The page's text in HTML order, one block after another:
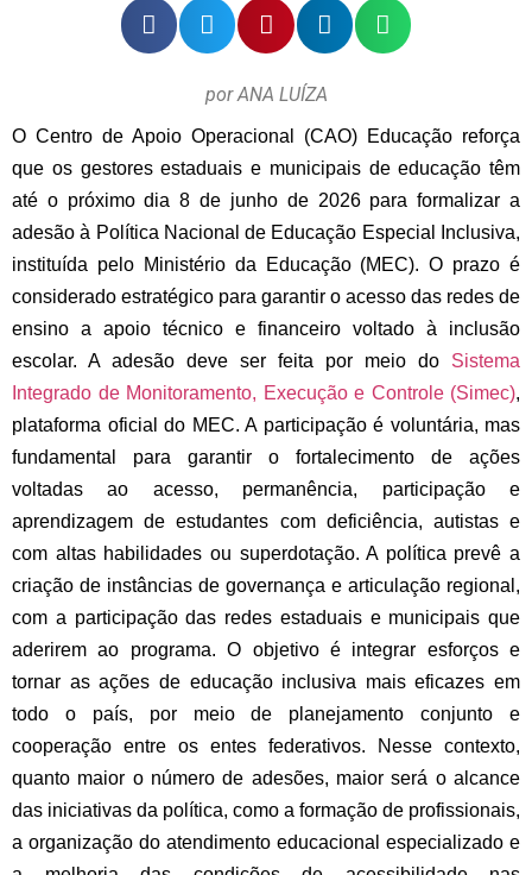
por ANA LUÍZA
O Centro de Apoio Operacional (CAO) Educação reforça
que os gestores estaduais e municipais de educação têm
até o próximo dia 8 de junho de 2026 para formalizar a
adesão à Política Nacional de Educação Especial Inclusiva,
instituída pelo Ministério da Educação (MEC). O prazo é
considerado estratégico para garantir o acesso das redes de
ensino a apoio técnico e financeiro voltado à inclusão
escolar. A adesão deve ser feita por meio do
Sistema
Integrado de Monitoramento, Execução e Controle (Simec),
plataforma oficial do MEC. A participação é voluntária, mas
fundamental para garantir o fortalecimento de ações
voltadas ao acesso, permanência, participação e
aprendizagem de estudantes com deficiência, autistas e
com altas habilidades ou superdotação.A política prevê a
criação de instâncias de governança e articulação regional,
com a participação das redes estaduais e municipais que
aderirem ao programa. O objetivo é integrar esforços e
tornar as ações de educação inclusiva mais eficazes em
todo o país, por meio de planejamento conjunto e
cooperação entre os entes federativos. Nesse contexto,
quanto maior o número de adesões, maior será o alcance
das iniciativas da política, como a formação de profissionais,
a organização do atendimento educacional especializado e